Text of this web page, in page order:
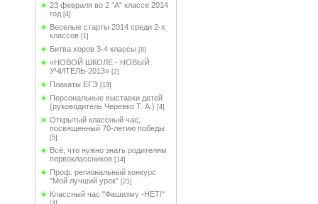
23 февраля во 2 "А" классе 2014
год [4]
Веселые старты 2014 среди 2-х
классов [1]
Битва хоров 3-4 классы [8]
«НОВОЙ ШКОЛЕ - НОВЫЙ
УЧИТЕЛЬ-2013» [2]
Плакаты ЕГЭ [13]
Персональные выставки детей
(руководитель Черевко Т. А.) [4]
Открытый классный час,
посвященный 70-летию победы
[5]
Всё, что нужно знать родителям
первоклассников [14]
Проф. региональный конкурс
"Мой лучший урок" [21]
Классный час "Фашизму -НЕТ!"